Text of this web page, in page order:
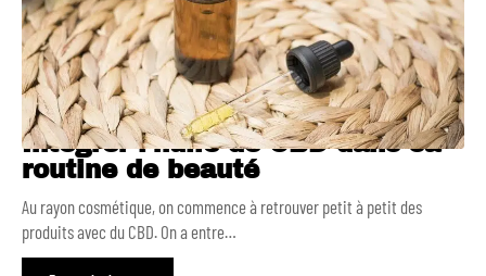
Intégrer l’huile de CBD dans sa
routine de beauté
Au rayon cosmétique, on commence à retrouver petit à petit des
produits avec du CBD. On a entre…